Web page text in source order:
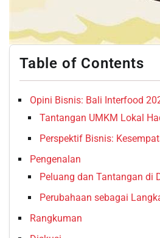
Table of Contents
Opini Bisnis: Bali Interfood
Tantangan UMKM Lokal
Perspektif Bisnis:
Pengenalan
Peluang dan Tantangan di
Perubahaan sebagai
Rangkuman